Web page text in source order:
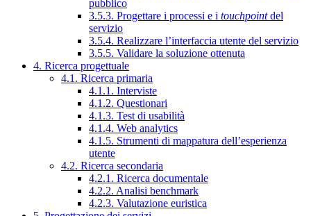
pubblico
3.5.3. Progettare i processi e i touchpointdel
servizio
3.5.4. Realizzare l’interfaccia utente del servizio
3.5.5. Validare la soluzione ottenuta
4. Ricerca progettuale
4.1. Ricerca primaria
4.1.1. Interviste
4.1.2. Questionari
4.1.3. Test di usabilità
4.1.4. Web analytics
4.1.5. Strumenti di mappatura dell’esperienza
utente
4.2. Ricerca secondaria
4.2.1. Ricerca documentale
4.2.2. Analisi benchmark
4.2.3. Valutazione euristica